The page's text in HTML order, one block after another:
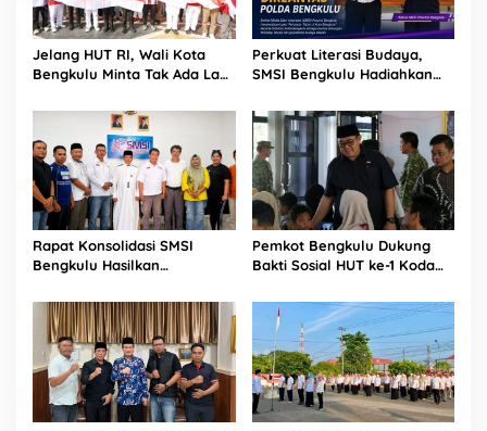
Jelang HUT RI, Wali Kota
Bengkulu Minta Tak Ada Lagi
Pemerintah
Perkuat Literasi Budaya,
SMSI Bengkulu Hadiahkan
Polda
Rapat Konsolidasi SMSI
Bengkulu Hasilkan
Pokja Newsroom Kolaboratif
Pemkot Bengkulu Dukung
Bakti Sosial HUT ke-1 Kodam
Sinergi untuk Masyarakat